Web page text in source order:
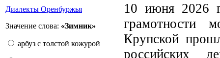
Диалекты Оренбуржья
Значение слова: «Зимник»
арбуз с толстой кожурой
10 июня 2026
грамотности
Крупской
российских